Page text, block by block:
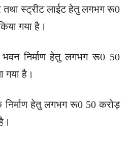
स्ट्रीट लाईट हेतु लगभग रू0
गया है।
निर्माण हेतु लगभग रू0 50
गया है।
निर्माण हेतु लगभग रू0 50 करोड़